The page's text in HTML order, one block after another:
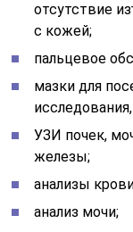
отсутствие
с кожей;
пальцевое
мазки для
УЗИ почек,
железы;
анализы
анализ мочи;